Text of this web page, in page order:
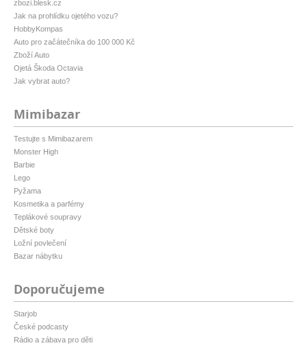
zbozi.blesk.cz
Jak na prohlídku ojetého vozu?
HobbyKompas
Auto pro začátečníka do 100 000 Kč
Zboží Auto
Ojetá Škoda Octavia
Jak vybrat auto?
Mimibazar
Testujte s Mimibazarem
Monster High
Barbie
Lego
Pyžama
Kosmetika a parfémy
Teplákové soupravy
Dětské boty
Ložní povlečení
Bazar nábytku
Doporučujeme
Starjob
České podcasty
Rádio a zábava pro děti